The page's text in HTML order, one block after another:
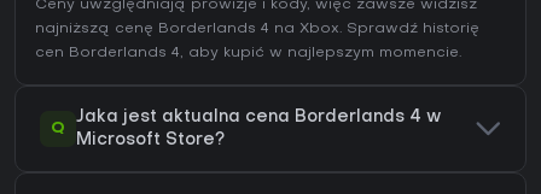
Ceny uwzględniają prowizje i kody, więc zawsze widzisz
najniższą cenę Borderlands 4 na Xbox. Sprawdź historię
cen Borderlands 4, aby kupić w najlepszym momencie.
Q
Jaka jest aktualna cena Borderlands 4 w
Microsoft Store?